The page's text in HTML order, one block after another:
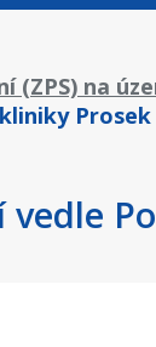
(ZPS) na
vedle